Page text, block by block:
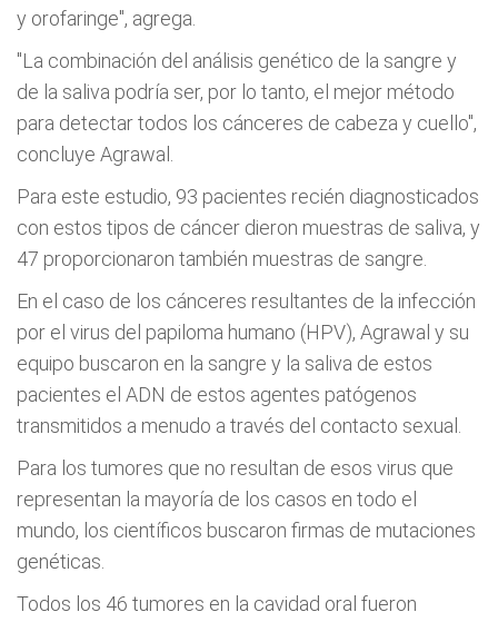
y orofaringe", agrega.
"La combinación del análisis genético de la sangre y
de la saliva podría ser, por lo tanto, el mejor método
para detectar todos los cánceres de cabeza y cuello",
concluye Agrawal.
Para este estudio, 93 pacientes recién diagnosticados
con estos tipos de cáncer dieron muestras de saliva, y
47 proporcionaron también muestras de sangre.
En el caso de los cánceres resultantes de la infección
por el virus del papiloma humano (HPV), Agrawal y su
equipo buscaron en la sangre y la saliva de estos
pacientes el ADN de estos agentes patógenos
transmitidos a menudo a través del contacto sexual.
Para los tumores que no resultan de esos virus que
representan la mayoría de los casos en todo el
mundo, los científicos buscaron firmas de mutaciones
genéticas.
Todos los 46 tumores en la cavidad oral fueron